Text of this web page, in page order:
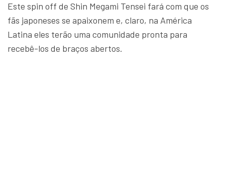
Este spin off de Shin Megami Tensei fará com que os
fãs japoneses se apaixonem e, claro, na América
Latina eles terão uma comunidade pronta para
recebê-los de braços abertos.